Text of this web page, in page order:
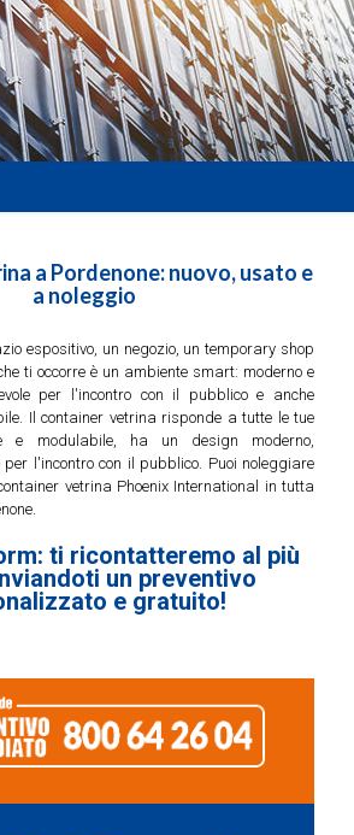
a Pordenone: nuovo, usato e
a noleggio
espositivo, un negozio, un temporary shop
ti occorre è un ambiente smart: moderno e
per l'incontro con il pubblico e anche
Il container vetrina risponde a tutte le tue
e modulabile, ha un design moderno,
l'incontro con il pubblico. Puoi noleggiare
vetrina Phoenix International in tutta
ti ricontatteremo al più
un preventivo
e gratuito!